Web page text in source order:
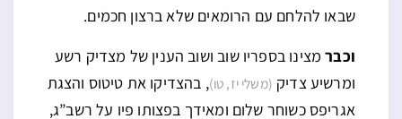
שבאו להלחם עם הרומאים שלא ברצון חכמים.
וכברמצינו בספריו שוב ושוב הענין של מצדיק רשע
ומרשיע צדיק (משלי יז, טו), בהצדיקו את טיטוס והצגת
אגריפס כשוחר שלום ומאידך בפצותו פיו על רשב”ג,